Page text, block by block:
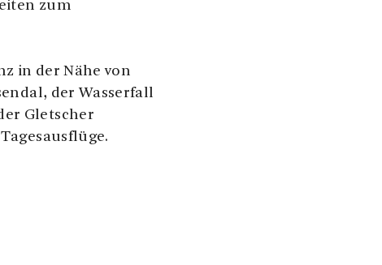
zum
in der Nähe von
der Wasserfall
Gletscher